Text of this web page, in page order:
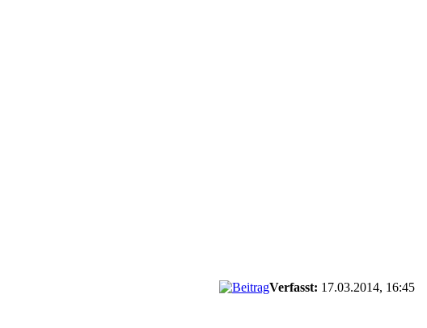
Verfasst: 17.03.2014, 16:45